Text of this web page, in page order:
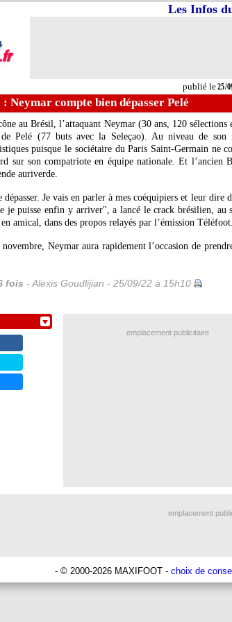
publié le25/
Les Infos
Neymar compte bien dépasser Pelé
au Brésil, l’attaquant Neymar (30 ans, 120 sélections
Pelé (77 buts avec la Seleçao). Au niveau de son
puisque le sociétaire du Paris Saint-Germain ne
sur son compatriote en équipe nationale. Et l’ancien
auriverde.
Je vais en parler à mes coéquipiers et leur dire
je puisse enfin y arriver", a lancé le crack brésilien, au
amical, dans des propos relayés par l’émission Téléfoot.
Neymar aura rapidement l’occasion de
fois - Alexis Goudlijian - 25/09/22 à 15h10
emplacement publicitaire
emplacement
- © 2000-2026 MAXIFOOT - choix de